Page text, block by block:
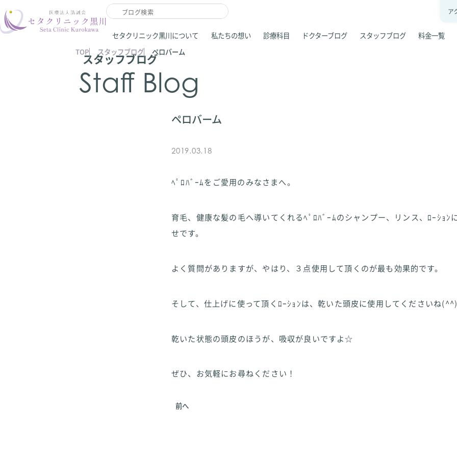
ア
セタクリニック黒川について 私たちの想い 診療科目 ドクターブログ スタッフブログ 料金一覧
スタッフブログ
Staff Blog
TOP スタッフブログ ペロバーム
ペロバーム
2019.03.18
ﾍﾟﾛﾊﾞｰﾑをご愛用のみなさまへ。
育毛、健康な髪の毛へ導いてくれるﾍﾟﾛﾊﾞｰﾑのシャンプー、リンス、ﾛｰｼｮﾝ
せです。
よく質問がありますが、やはり、３点使用して頂くのが最も効果的です。
そして、仕上げに使って頂くﾛｰｼｮﾝは、乾いた頭皮に使用してくださいね
乾いた状態の頭皮のほうが、吸収が良いですよ☆
ぜひ、お気軽にお尋ねください！
前へ